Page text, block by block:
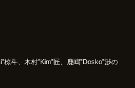
斗、木村”Kim”匠、鹿嶋”Dosko”渉の